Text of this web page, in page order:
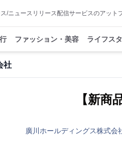
/ニュースリリース配信サービスのアット
ファッション・美容 ライフス
社
【新
廣川ホールディングス株式会